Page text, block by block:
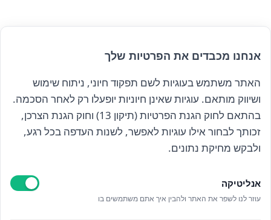
הרשם לניוזלטר שלנו
קראתי ואני מאשר/ת את
אנחנו מכבדים את הפרטיות שלך
האתר משתמש בעוגיות לשם תפקוד חיוני, ניתוח שימוש
ושיווק מותאם. עוגיות שאינן חיוניות יופעלו רק לאחר הסכמה.
בהתאם לחוק הגנת הפרטיות (תיקון 13) וחוק הגנת הצרכן,
זכותך לבחור אילו עוגיות לאפשר, לשנות העדפה בכל רגע,
ולבקש מחיקת נתונים.
אנליטיקה
עוזר לנו לשפר את האתר ולהבין איך אתם משתמשים בו